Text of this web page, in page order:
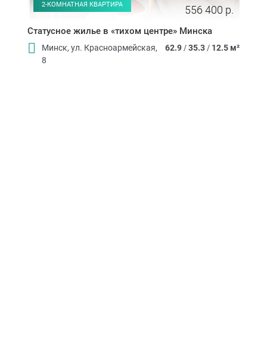
2-КОМНАТНАЯ КВАРТИРА 556 400 р.
Статусное жилье в «тихом центре» Минска
Минск, ул. Красноармейская,
8
62.9/35.3/ 12.5 м²